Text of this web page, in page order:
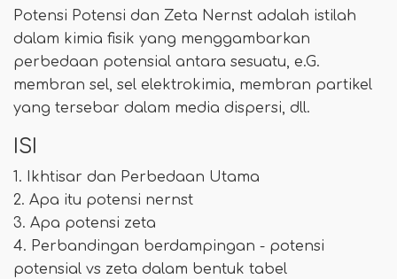
Potensi Potensi dan Zeta Nernst adalah istilah
dalam kimia fisik yang menggambarkan
perbedaan potensial antara sesuatu, e.G.
membran sel, sel elektrokimia, membran partikel
yang tersebar dalam media dispersi, dll.
ISI
1. Ikhtisar dan Perbedaan Utama
2. Apa itu potensi nernst
3. Apa potensi zeta
4. Perbandingan berdampingan - potensi
potensial vs zeta dalam bentuk tabel